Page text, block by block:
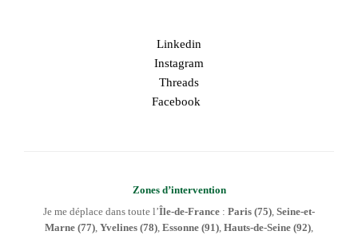
Linkedin
Instagram
Threads
Facebook
Zones d’intervention
Je me déplace dans toute l’Île-de-France : Paris (75) Seine-et-
Marne (77) Yvelines (78) Essonne (91) Hauts-de-Seine (92)